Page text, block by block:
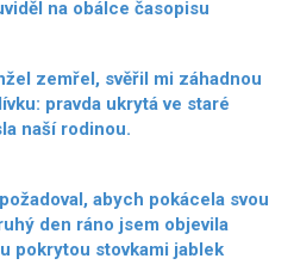
na obálce časopisu
zemřel, svěřil mi záhadnou
pravda ukrytá ve staré
naší rodinou.
abych pokácela svou
den ráno jsem objevila
pokrytou stovkami jablek